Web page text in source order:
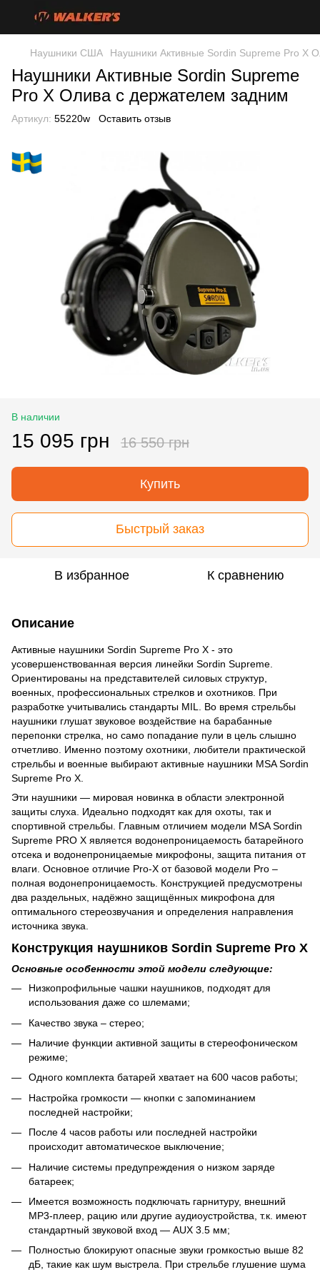
Наушники США Наушники Активные Sordin Supreme Pro X
Наушники Активные Sordin Supreme
Pro X Олива с держателем задним
Артикул: 55220w Оставить отзыв
В наличии
15 095 грн 16 550 грн
Купить
Быстрый заказ
В избранное К сравнению
Описание
Активные наушники Sordin Supreme Pro X - это
усовершенствованная версия линейки Sordin Supreme.
Ориентированы на представителей силовых структур,
военных, профессиональных стрелков и охотников. При
разработке учитывались стандарты MIL. Во время стрельбы
наушники глушат звуковое воздействие на барабанные
перепонки стрелка, но само попадание пули в цель слышно
отчетливо. Именно поэтому охотники, любители практической
стрельбы и военные выбирают активные наушники MSA Sordin
Supreme Pro X.
Эти наушники — мировая новинка в области электронной
защиты слуха. Идеально подходят как для охоты, так и
спортивной стрельбы. Главным отличием модели MSA Sordin
Supreme PRO X является водонепроницаемость батарейного
отсека и водонепроницаемые микрофоны, защита питания от
влаги. Основное отличие Pro-X от базовой модели Pro –
полная водонепроницаемость. Конструкцией предусмотрены
два раздельных, надёжно защищённых микрофона для
оптимального стереозвучания и определения направления
источника звука.
Конструкция наушников Sordin Supreme Pro X
Основные особенности этой модели следующие:
Низкопрофильные чашки наушников, подходят для
использования даже со шлемами;
Качество звука – стерео;
Наличие функции активной защиты в стереофоническом
режиме;
Одного комплекта батарей хватает на 600 часов работы;
Настройка громкости — кнопки с запоминанием
последней настройки;
После 4 часов работы или последней настройки
происходит автоматическое выключение;
Наличие системы предупреждения о низком заряде
батареек;
Имеется возможность подключать гарнитуру, внешний
MP3-плеер, рацию или другие аудиоустройства, т.к. имеют
стандартный звуковой вход — AUX 3.5 мм;
Полностью блокируют опасные звуки громкостью выше 82
дБ, такие как шум выстрела. При стрельбе глушение шума